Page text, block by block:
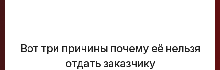
Вот три причины почему её нельзя
отдать заказчику